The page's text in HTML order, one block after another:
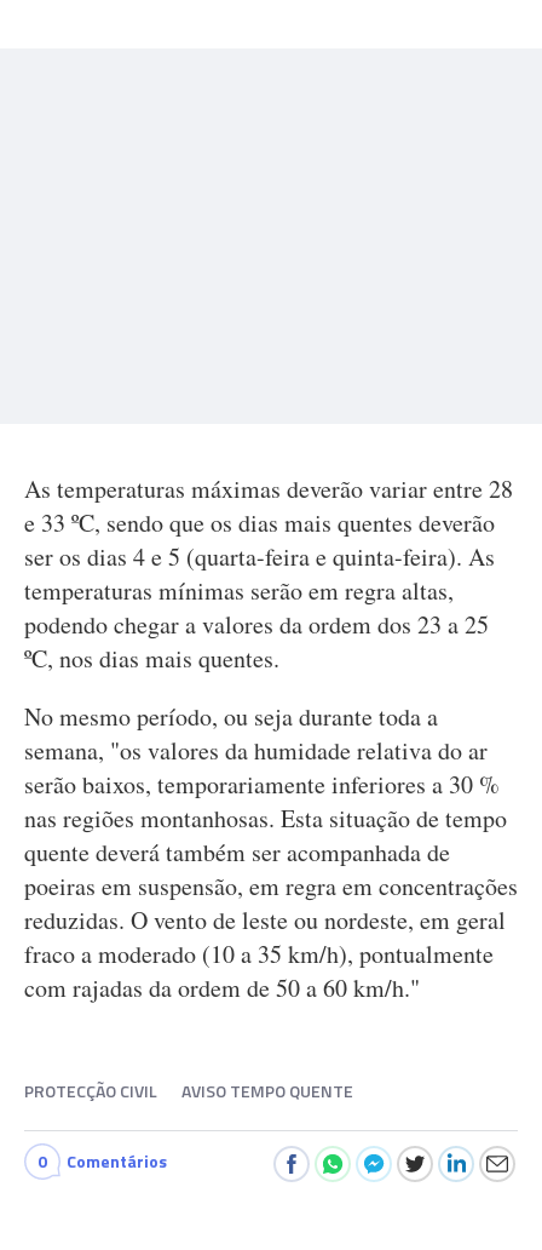
As temperaturas máximas deverão variar entre 28
e 33 ºC, sendo que os dias mais quentes deverão
ser os dias 4 e 5 (quarta-feira e quinta-feira). As
temperaturas mínimas serão em regra altas,
podendo chegar a valores da ordem dos 23 a 25
ºC, nos dias mais quentes.
No mesmo período, ou seja durante toda a
semana, "os valores da humidade relativa do ar
serão baixos, temporariamente inferiores a 30 %
nas regiões montanhosas. Esta situação de tempo
quente deverá também ser acompanhada de
poeiras em suspensão, em regra em concentrações
reduzidas. O vento de leste ou nordeste, em geral
fraco a moderado (10 a 35 km/h), pontualmente
com rajadas da ordem de 50 a 60 km/h."
PROTECÇÃO CIVIL AVISO TEMPO QUENTE
0 Comentários